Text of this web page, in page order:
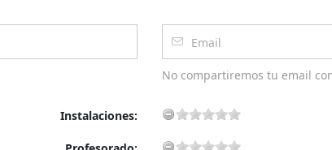
No compartiremos tu email
Instalaciones: